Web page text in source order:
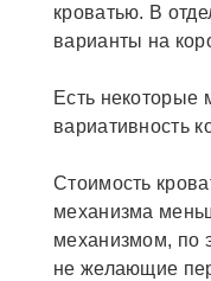
кроватью. В
варианты на
Есть некоторые
вариативность
Стоимость
механизма
механизмом, по
не желающие